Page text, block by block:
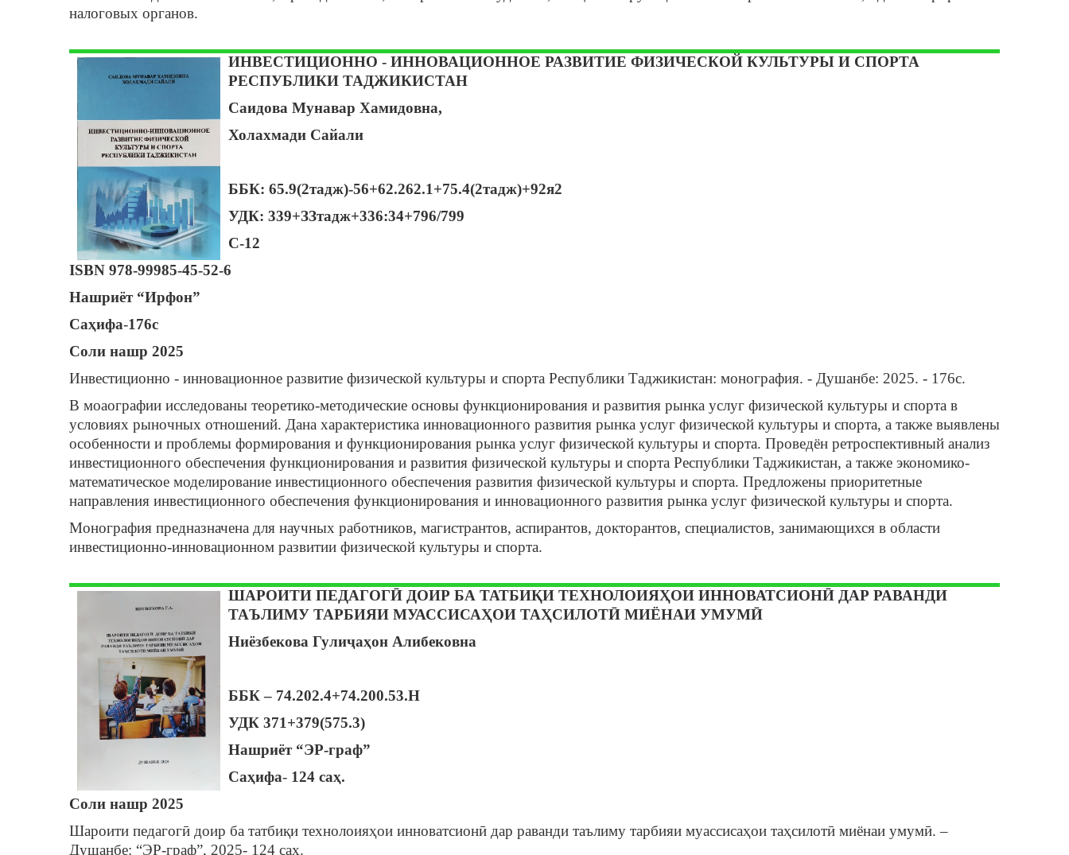
налоговых органов.
ИНВЕСТИЦИОННО - ИННОВАЦИОННОЕ РАЗВИТИЕ ФИЗИЧЕСКОЙ КУЛЬТУРЫ И СПОРТА
РЕСПУБЛИКИ ТАДЖИКИСТАН
Саидова Мунавар Хамидовна,
Холахмади Сайали
ББК: 65.9(2тадж)-56+62.262.1+75.4(2тадж)+92я2
УДК: 339+ЗЗтадж+336:34+796/799
С-12
ISBN 978-99985-45-52-6
Нашриёт “Ирфон”
Саҳифа-176с
Соли нашр 2025
Инвестиционно - инновационное развитие физической культуры и спорта Республики Таджикистан: монография. - Душанбе: 2025. - 176с.
В моаографии исследованы теоретико-методические основы функционирования и развития рынка услуг физической культуры и спорта в
условиях рыночных отношений. Дана характеристика инновационного развития рынка услуг физической культуры и спорта, а также выявлены
особенности и проблемы формирования и функционирования рынка услуг физической культуры и спорта. Проведён ретроспективный анализ
инвестиционного обеспечения функционирования и развития физической культуры и спорта Республики Таджикистан, а также экономико-
математическое моделирование инвестиционного обеспечения развития физической культуры и спорта. Предложены приоритетные
направления инвестиционного обеспечения функционирования и инновационного развития рынка услуг физической культуры и спорта.
Монография предназначена для научных работников, магистрантов, аспирантов, докторантов, специалистов, занимающихся в области
инвестиционно-инновационном развитии физической культуры и спорта.
ШАРОИТИ ПЕДАГОГӢ ДОИР БА ТАТБИҚИ ТЕХНОЛОИЯҲОИ ИННОВАТСИОНӢ ДАР РАВАНДИ
ТАЪЛИМУ ТАРБИЯИ МУАССИСАҲОИ ТАҲСИЛОТӢ МИЁНАИ УМУМӢ
Ниёзбекова Гулиҷаҳон Алибековна
ББК – 74.202.4+74.200.53.Н
УДК 371+379(575.3)
Нашриёт “ЭР-граф”
Саҳифа- 124 саҳ.
Соли нашр 2025
Шароити педагогӣ доир ба татбиқи технолоияҳои инноватсионӣ дар раванди таълиму тарбияи муассисаҳои таҳсилотӣ миёнаи умумӣ. –
Душанбе: “ЭР-граф”, 2025- 124 саҳ.